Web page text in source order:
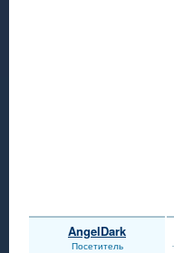
AngelDark
Посетитель